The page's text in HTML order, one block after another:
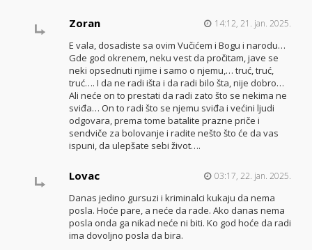
Zoran 14:12, 21. jan. 2025.
E vala, dosadiste sa ovim Vučićem i Bogu i narodu…
Gde god okrenem, neku vest da pročitam, jave se
neki opsednuti njime i samo o njemu,… truć, truć,
truć…. I da ne radi išta i da radi bilo šta, nije dobro…
Ali neće on to prestati da radi zato što se nekima ne
sviđa… On to radi što se njemu sviđa i većini ljudi
odgovara, prema tome batalite prazne priče i
sendviče za bolovanje i radite nešto što će da vas
ispuni, da ulepšate sebi život….
Lovac 03:17, 22. jan. 2025.
Danas jedino gursuzi i kriminalci kukaju da nema
posla. Hoće pare, a neće da rade. Ako danas nema
posla onda ga nikad neće ni biti. Ko god hoće da radi
ima dovoljno posla da bira.